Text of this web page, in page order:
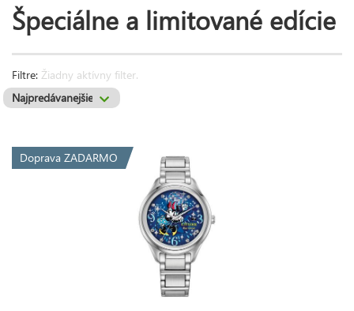
Špeciálne a limitované edície
Filtre: Žiadny aktívny filter.
Doprava ZADARMO